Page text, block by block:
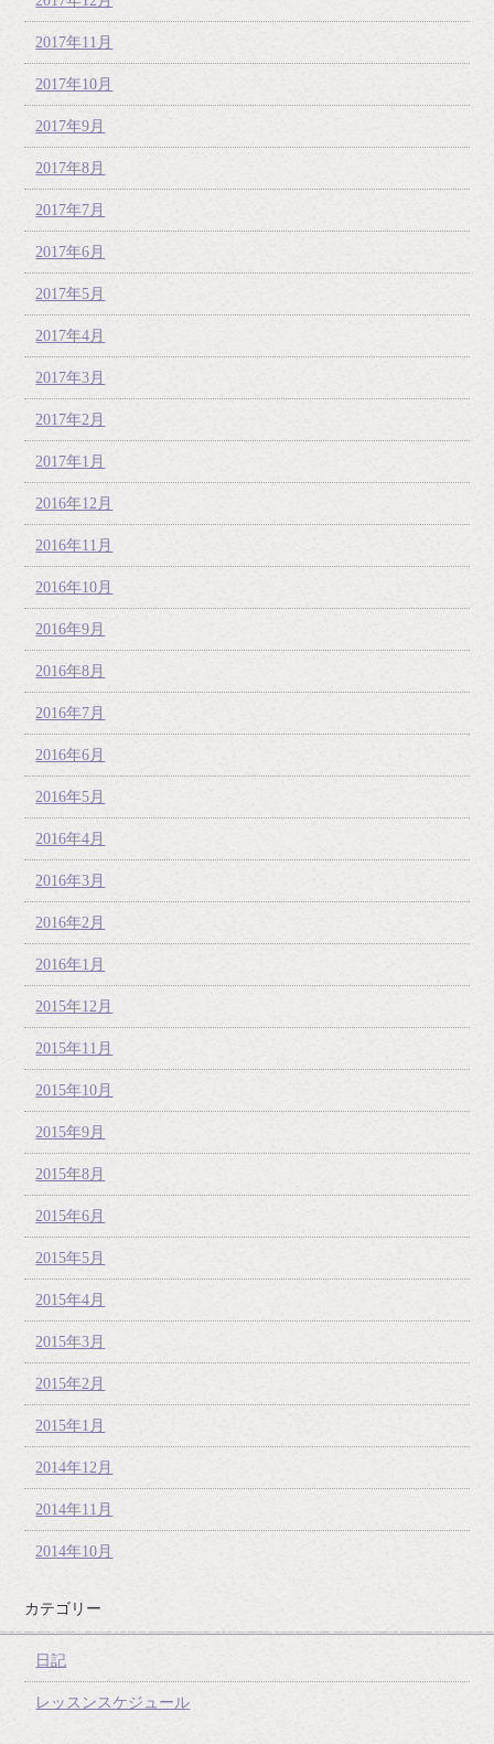
2017年11月
2017年10月
2017年9月
2017年8月
2017年7月
2017年6月
2017年5月
2017年4月
2017年3月
2017年2月
2017年1月
2016年12月
2016年11月
2016年10月
2016年9月
2016年8月
2016年7月
2016年6月
2016年5月
2016年4月
2016年3月
2016年2月
2016年1月
2015年12月
2015年11月
2015年10月
2015年9月
2015年8月
2015年6月
2015年5月
2015年4月
2015年3月
2015年2月
2015年1月
2014年12月
2014年11月
2014年10月
カテゴリー
日記
レッスンスケジュール